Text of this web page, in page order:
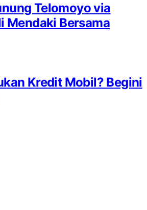
Telomoyo via
Mendaki Bersama
Kredit Mobil? Begini